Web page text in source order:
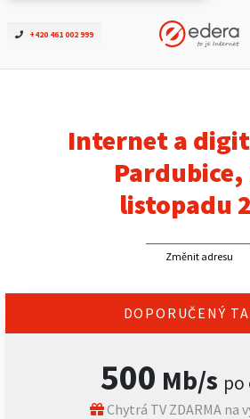
+420 461 002 999
Ověřit dostupnost
ČEZNET TV
Podpora
Kontakt
Internet a
Pardubice,
listopadu
Změnit adresu
DOPORUČENÝ
500 Mb/s po
Chytrá TV ZDARMA na